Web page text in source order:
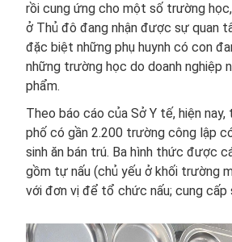
rồi cung ứng cho một số trường
ở Thủ đô đang nhận được sự quan
đặc biệt những phụ huynh có con
những trường học do doanh nghiệp
phẩm.
Theo báo cáo của Sở Y tế, hiện
phố có gần 2.200 trường công lập
sinh ăn bán trú. Ba hình thức được
gồm tự nấu (chủ yếu ở khối trường
với đơn vị để tổ chức nấu; cung cấp